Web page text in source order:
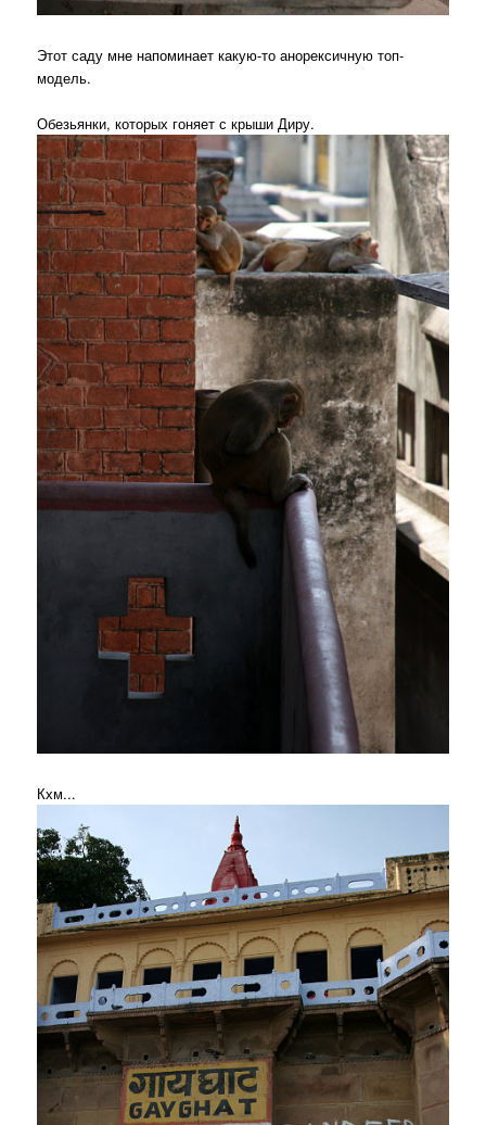
Этот саду мне напоминает какую-то анорексичную топ-
модель.
Обезьянки, которых гоняет с крыши Диру.
Кхм...